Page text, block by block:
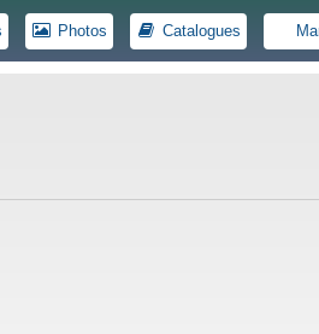
Photos Catalogues